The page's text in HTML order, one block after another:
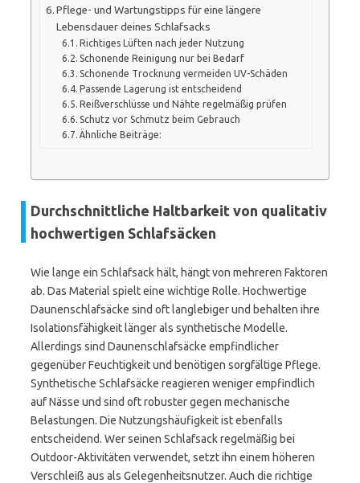
Pflege- und Wartungstipps für eine längere
Lebensdauer deines Schlafsacks
Richtiges Lüften nach jeder Nutzung
Schonende Reinigung nur bei Bedarf
Schonende Trocknung vermeiden UV-Schäden
Passende Lagerung ist entscheidend
Reißverschlüsse und Nähte regelmäßig prüfen
Schutz vor Schmutz beim Gebrauch
Ähnliche Beiträge:
Durchschnittliche Haltbarkeit von qualitativ
hochwertigen Schlafsäcken
Wie lange ein Schlafsack hält, hängt von mehreren Faktoren
ab. Das Material spielt eine wichtige Rolle. Hochwertige
Daunenschlafsäcke sind oft langlebiger und behalten ihre
Isolationsfähigkeit länger als synthetische Modelle.
Allerdings sind Daunenschlafsäcke empfindlicher
gegenüber Feuchtigkeit und benötigen sorgfältige Pflege.
Synthetische Schlafsäcke reagieren weniger empfindlich
auf Nässe und sind oft robuster gegen mechanische
Belastungen. Die Nutzungshäufigkeit ist ebenfalls
entscheidend. Wer seinen Schlafsack regelmäßig bei
Outdoor-Aktivitäten verwendet, setzt ihn einem höheren
Verschleiß aus als Gelegenheitsnutzer. Auch die richtige